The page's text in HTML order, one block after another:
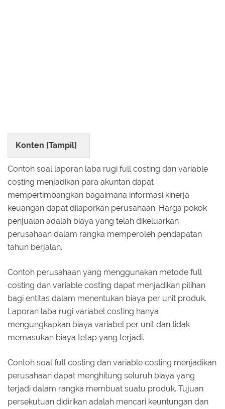
Konten [Tampil]
Contoh soal laporan laba rugi full costing dan variable
costing menjadikan para akuntan dapat
mempertimbangkan bagaimana informasi kinerja
keuangan dapat dilaporkan perusahaan. Harga pokok
penjualan adalah biaya yang telah dikeluarkan
perusahaan dalam rangka memperoleh pendapatan
tahun berjalan.
Contoh perusahaan yang menggunakan metode full
costing dan variable costing dapat menjadikan pilihan
bagi entitas dalam menentukan biaya per unit produk.
Laporan laba rugi variabel costing hanya
mengungkapkan biaya variabel per unit dan tidak
memasukan biaya tetap yang terjadi.
Contoh soal full costing dan variable costing menjadikan
perusahaan dapat menghitung seluruh biaya yang
terjadi dalam rangka membuat suatu produk. Tujuan
persekutuan didirikan adalah mencari keuntungan dan